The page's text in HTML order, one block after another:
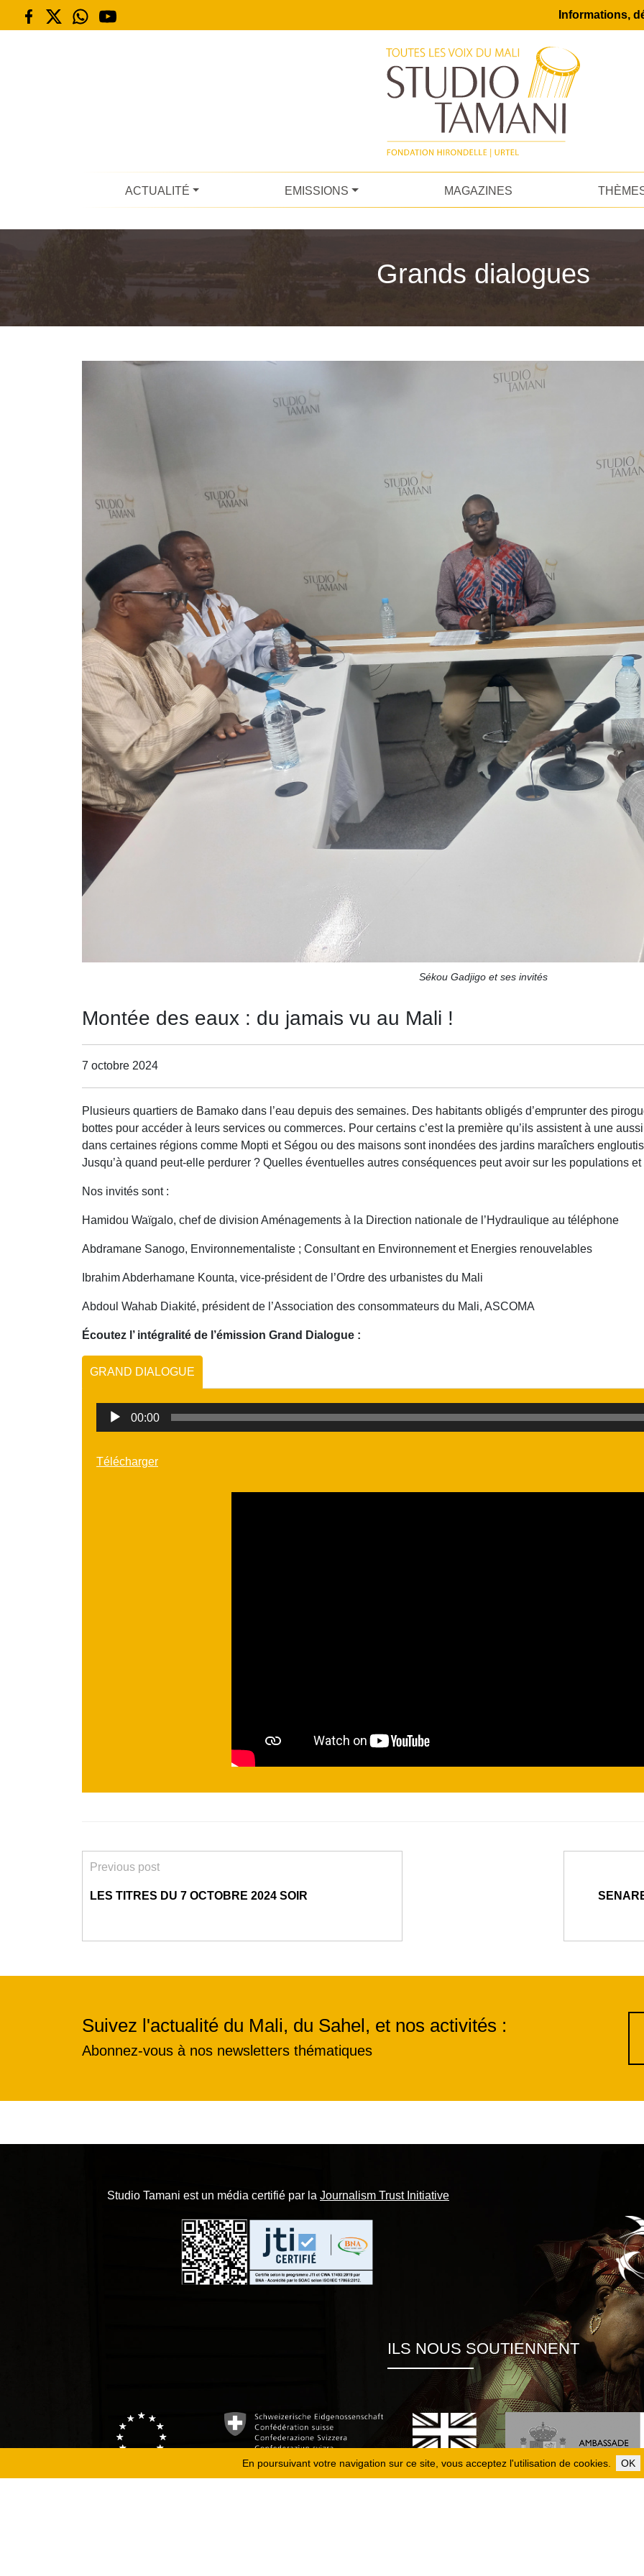
En poursuivant votre navigation sur ce site, vous acceptez l'utilisation de cookies. OK
Informations,
ACTUALITÉ EMISSIONS MAGAZINES
Grands dialogues
Sékou Gadjigo et ses invités
Montée des eaux : du jamais vu au Mali !
7 octobre 2024
Plusieurs quartiers de Bamako dans l’eau depuis des semaines. Des habitants obligés d’emprunter des
bottes pour accéder à leurs services ou commerces. Pour certains c’est la première qu’ils assistent à une
dans certaines régions comme Mopti et Ségou ou des maisons sont inondées des jardins maraîchers
Jusqu’à quand peut-elle perdurer ? Quelles éventuelles autres conséquences peut avoir sur les populations et
Nos invités sont :
Hamidou Waïgalo, chef de division Aménagements à la Direction nationale de l’Hydraulique au téléphone
Abdramane Sanogo, Environnementaliste ; Consultant en Environnement et Energies renouvelables
Ibrahim Abderhamane Kounta, vice-président de l’Ordre des urbanistes du Mali
Abdoul Wahab Diakité, président de l’Association des consommateurs du Mali, ASCOMA
Écoutez l’ intégralité de l’émission Grand Dialogue :
GRAND DIALOGUE
Lecteur
00:00
Télécharger
Previous post
LES TITRES DU 7 OCTOBRE 2024 SOIR
Suivez l'actualité du Mali, du Sahel, et nos activités :
Abonnez-vous à nos newsletters thématiques
Studio Tamani est un média certifié par la Journalism Trust Initiative
ILS NOUS SOUTIENNENT